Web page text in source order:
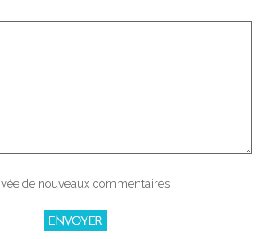
de nouveaux commentaires